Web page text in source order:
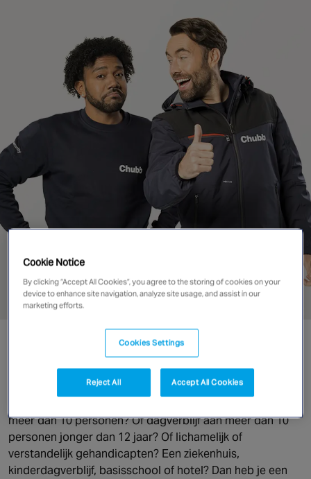
France
Germany
Spain
Netherlands
United Kingdom
NORTH AMERICA
Canada
meer dan 10 personen? Of dagverblijf aan meer dan 10
personen jonger dan 12 jaar? Of lichamelijk of
verstandelijk gehandicapten? Een ziekenhuis,
kinderdagverblijf, basisschool of hotel? Dan heb je een
Cookie Notice
By clicking “Accept All Cookies”, you agree to the storing of cookies on your
device to enhance site navigation, analyze site usage, and assist in our
marketing efforts.
Cookies Settings
Reject All Accept All Cookies